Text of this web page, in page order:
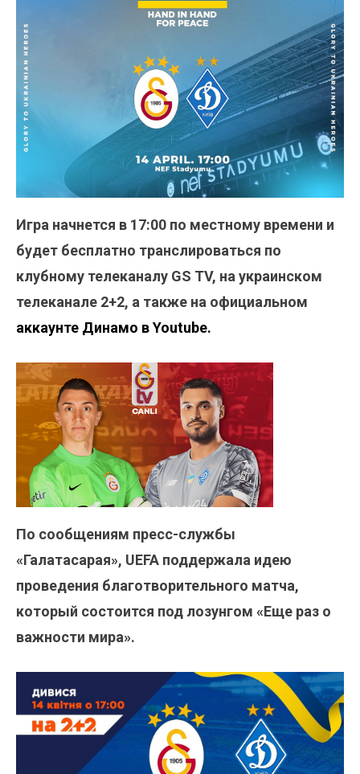
Игра начнется в 17:00 по местному времени и
будет бесплатно транслироваться по
клубному телеканалу GS TV, на украинском
телеканале 2+2, а также на официальном
аккаунте Динамо в Youtube.
По сообщениям пресс-службы
«Галатасарая», UEFA поддержала идею
проведения благотворительного матча,
который состоится под лозунгом «Еще раз о
важности мира».